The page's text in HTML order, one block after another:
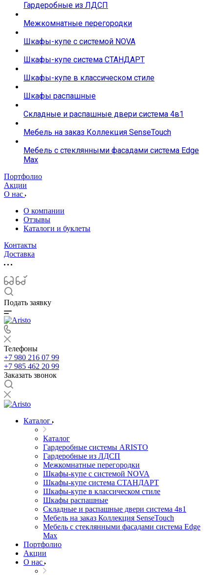
Гардеробные из ЛДСП
Межкомнатные перегородки
Шкафы-купе с системой NOVA
Шкафы-купе система СТАНДАРТ
Шкафы-купе в классическом стиле
Шкафы распашные
Складные и распашные двери система 4в1
Мебель на заказ Коллекция SenseTouch
Мебель с стеклянными фасадами система Edge
Max
Портфолио
Акции
О нас
О компании
Отзывы
Каталоги и буклеты
Контакты
Доставка
Подать заявку
Телефоны
+7 980 216 07 99
+7 985 462 20 99
Заказать звонок
Каталог
Каталог
Гардеробные системы ARISTO
Гардеробные из ЛДСП
Межкомнатные перегородки
Шкафы-купе с системой NOVA
Шкафы-купе система СТАНДАРТ
Шкафы-купе в классическом стиле
Шкафы распашные
Складные и распашные двери система 4в1
Мебель на заказ Коллекция SenseTouch
Мебель с стеклянными фасадами система Edge
Max
Портфолио
Акции
О нас